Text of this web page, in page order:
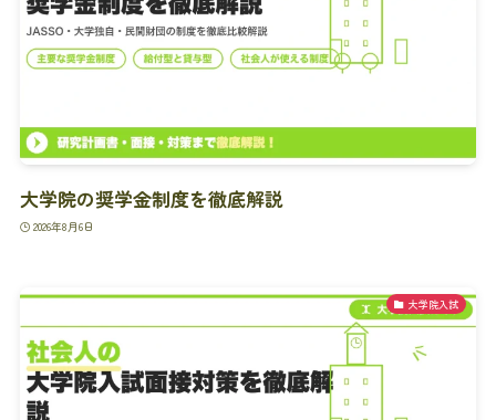
大学院の奨学金制度を徹底解説
2026年8月6日
大学院入試